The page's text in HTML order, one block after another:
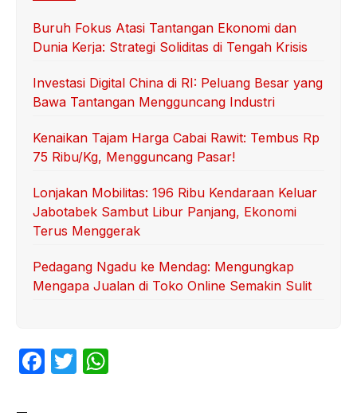
Buruh Fokus Atasi Tantangan Ekonomi dan
Dunia Kerja: Strategi Soliditas di Tengah Krisis
Investasi Digital China di RI: Peluang Besar yang
Bawa Tantangan Mengguncang Industri
Kenaikan Tajam Harga Cabai Rawit: Tembus Rp
75 Ribu/Kg, Mengguncang Pasar!
Lonjakan Mobilitas: 196 Ribu Kendaraan Keluar
Jabotabek Sambut Libur Panjang, Ekonomi
Terus Menggerak
Pedagang Ngadu ke Mendag: Mengungkap
Mengapa Jualan di Toko Online Semakin Sulit
F
T